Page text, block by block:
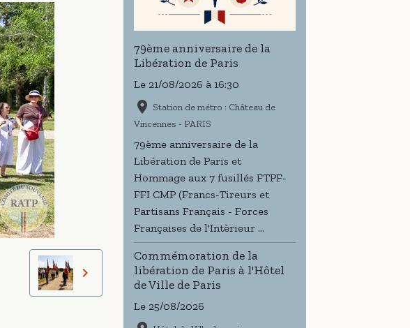
79ème anniversaire de la
Libération de Paris
Le 21/08/2026 à 16:30
Station de métro : Château de
Vincennes - PARIS
79ème anniversaire de la
Libération de Paris et
Hommage aux 7 fusillés FTPF-
FFI CMP (Francs-Tireurs et
Partisans Français - Forces
Françaises de l'Intèrieur ...
Commémoration de la
libération de Paris à l'Hôtel
de Ville de Paris
Le 25/08/2026